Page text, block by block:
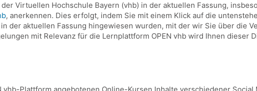
der Virtuellen Hochschule Bayern (vhb) in der aktuellen Fassung,
, anerkennen. Dies erfolgt, indem Sie mit einem Klick auf die
der aktuellen Fassung hingewiesen wurden, mit der wir Sie über die
mit Relevanz für die Lernplattform OPEN vhb wird Ihnen dieser